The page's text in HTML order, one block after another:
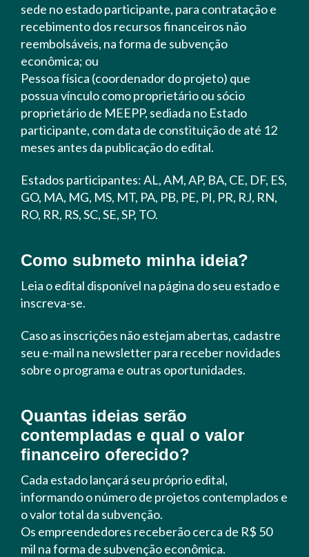
sede no estado participante, para contratação e
recebimento dos recursos financeiros não
reembolsáveis, na forma de subvenção
econômica; ou
Pessoa física (coordenador do projeto) que
possua vínculo como proprietário ou sócio
proprietário de MEEPP, sediada no Estado
participante, com data de constituição de até 12
meses antes da publicação do edital.
Estados participantes: AL, AM, AP, BA, CE, DF, ES,
GO, MA, MG, MS, MT, PA, PB, PE, PI, PR, RJ, RN,
RO, RR, RS, SC, SE, SP, TO.
Como submeto minha ideia?
Leia o edital disponível na página do seu estado e
inscreva-se.
Caso as inscrições não estejam abertas, cadastre
seu e-mail na newsletter para receber novidades
sobre o programa e outras oportunidades.
Quantas ideias serão
contempladas e qual o valor
financeiro oferecido?
Cada estado lançará seu próprio edital,
informando o número de projetos contemplados e
o valor total da subvenção.
Os empreendedores receberão cerca de R$ 50
mil na forma de subvenção econômica.